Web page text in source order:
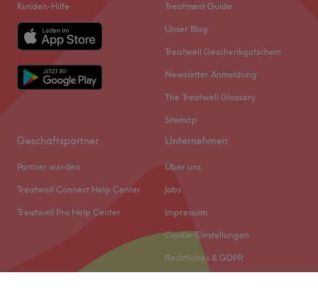
Kunden-Hilfe Treatment Guide
Unser Blog
Treatwell Geschenkgutschein
Newsletter Anmeldung
The Treatwell Glossary
Sitemap
Geschäftspartner
Partner werden
Treatwell Connect Help Center
Treatwell Pro Help Center
Unternehmen
Über uns
Jobs
Impressum
Cookie-Einstellungen
Rechtliches & GDPR